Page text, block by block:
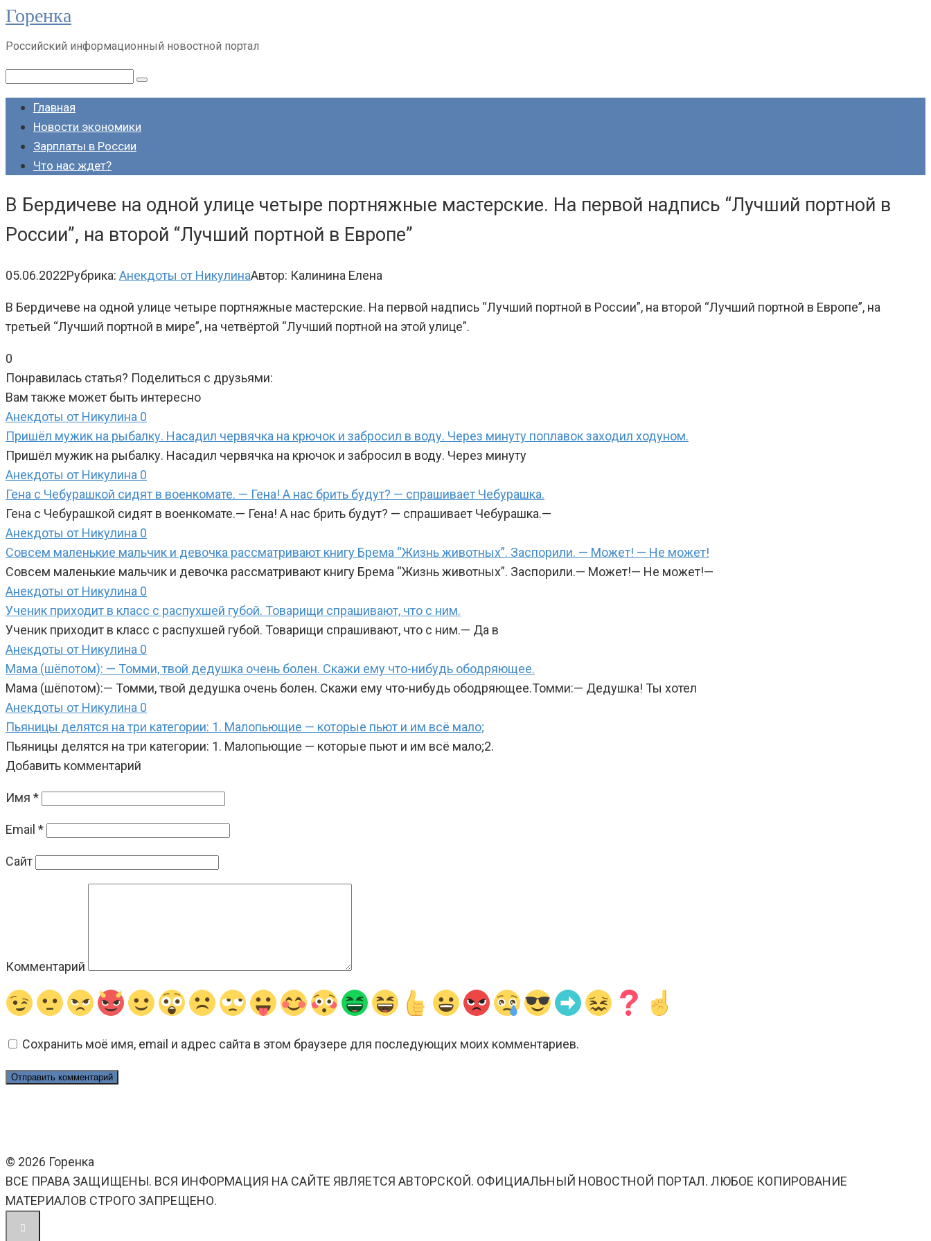
Перейти
контенту
Горенка
Российский информационный новостной портал
Поиск:
Главная
Новости экономики
Зарплаты в России
Что нас ждет?
В Бердичеве на одной улице четыре портняжные мастерские. На первой надпись “Лучший портной в
России”, на второй “Лучший портной в Европе”
05.06.2022Рубрика: Анекдоты от НикулинаАвтор: Калинина Елена
В Бердичеве на одной улице четыре портняжные мастерские. На первой надпись “Лучший портной в России”, на второй “Лучший портной в Европе”, на
третьей “Лучший портной в мире”, на четвёртой “Лучший портной на этой улице”.
0
Понравилась статья? Поделиться с друзьями:
Вам также может быть интересно
Анекдоты от Никулина 0
Пришёл мужик на рыбалку. Насадил червячка на крючок и забросил в воду. Через минуту поплавок заходил ходуном.
Пришёл мужик на рыбалку. Насадил червячка на крючок и забросил в воду. Через минуту
Анекдоты от Никулина 0
Гена с Чебурашкой сидят в военкомате. — Гена! А нас брить будут? — спрашивает Чебурашка.
Гена с Чебурашкой сидят в военкомате.— Гена! А нас брить будут? — спрашивает Чебурашка.—
Анекдоты от Никулина 0
Совсем маленькие мальчик и девочка рассматривают книгу Брема “Жизнь животных”. Заспорили. — Может! — Не может!
Совсем маленькие мальчик и девочка рассматривают книгу Брема “Жизнь животных”. Заспорили.— Может!— Не может!—
Анекдоты от Никулина 0
Ученик приходит в класс с распухшей губой. Товарищи спрашивают, что с ним.
Ученик приходит в класс с распухшей губой. Товарищи спрашивают, что с ним.— Да в
Анекдоты от Никулина 0
Мама (шёпотом): — Томми, твой дедушка очень болен. Скажи ему что-нибудь ободряющее.
Мама (шёпотом):— Томми, твой дедушка очень болен. Скажи ему что-нибудь ободряющее.Томми:— Дедушка! Ты хотел
Анекдоты от Никулина 0
Пьяницы делятся на три категории: 1. Малопьющие — которые пьют и им всё мало;
Пьяницы делятся на три категории: 1. Малопьющие — которые пьют и им всё мало;2.
Добавить комментарий
Имя *
Email *
Сайт
Комментарий
Сохранить моё имя, email и адрес сайта в этом браузере для последующих моих комментариев.
© 2026 Горенка
ВСЕ ПРАВА ЗАЩИЩЕНЫ. ВСЯ ИНФОРМАЦИЯ НА САЙТЕ ЯВЛЯЕТСЯ АВТОРСКОЙ. ОФИЦИАЛЬНЫЙ НОВОСТНОЙ ПОРТАЛ. ЛЮБОЕ КОПИРОВАНИЕ
МАТЕРИАЛОВ СТРОГО ЗАПРЕЩЕНО.